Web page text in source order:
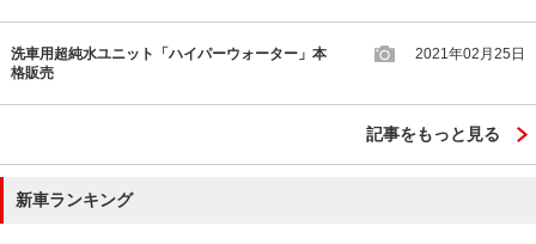
洗車用超純水ユニット「ハイパーウォーター」本
格販売
2021年02月25日
記事をもっと見る
新車ランキング